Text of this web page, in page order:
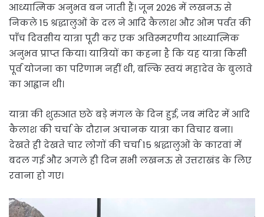
आध्यात्मिक अनुभव बन जाती हैं। जून 2026 में लखनऊ से
निकले 15 श्रद्धालुओं के दल ने आदि कैलाश और ओम पर्वत की
पाँच दिवसीय यात्रा पूरी कर एक अविस्मरणीय आध्यात्मिक
अनुभव प्राप्त किया। यात्रियों का कहना है कि यह यात्रा किसी
पूर्व योजना का परिणाम नहीं थी, बल्कि स्वयं महादेव के बुलावे
का आह्वान थी।
यात्रा की शुरुआत छठे बड़े मंगल के दिन हुई, जब मंदिर में आदि
कैलाश की चर्चा के दौरान अचानक यात्रा का विचार बना।
देखते ही देखते चार लोगों की चर्चा 15 श्रद्धालुओं के कारवां में
बदल गई और अगले ही दिन सभी लखनऊ से उत्तराखंड के लिए
रवाना हो गए।